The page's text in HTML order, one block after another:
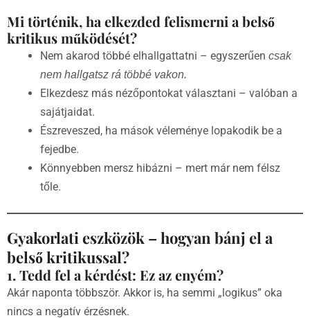
Mi történik, ha elkezded felismerni a belső
kritikus működését?
Nem akarod többé elhallgattatni – egyszerűen csak
nem hallgatsz rá többé vakon.
Elkezdesz más nézőpontokat választani – valóban a
sajátjaidat.
Észreveszed, ha mások véleménye lopakodik be a
fejedbe.
Könnyebben mersz hibázni – mert már nem félsz
tőle.
Gyakorlati eszközök – hogyan bánj el a
belső kritikussal?
1. Tedd fel a kérdést: Ez az enyém?
Akár naponta többször. Akkor is, ha semmi „logikus” oka
nincs a negatív érzésnek.